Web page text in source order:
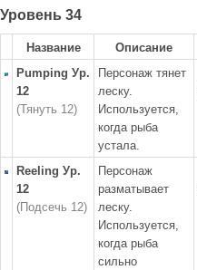
Уровень 34
Название Описание
Pumping Ур.
12
(Тянуть 12)
Персонаж тянет
леску.
Используется,
когда рыба
устала.
Reeling Ур.
12
(Подсечь 12)
Персонаж
разматывает
леску.
Используется,
когда рыба
сильно